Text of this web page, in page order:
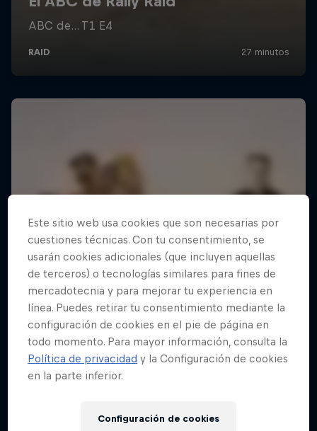
Este sitio web usa cookies que son necesarias por
cuestiones técnicas. Con tu consentimiento, se
usarán cookies adicionales (que incluyen aquellas
de terceros) o tecnologías similares para fines de
mercadotecnia y para mejorar tu experiencia en
línea. Puedes retirar tu consentimiento mediante la
configuración de cookies en el pie de página en
todo momento. Para mayor información, consulta la
Política de privacidad y la Configuración de cookies
en la parte inferior.
Configuración de cookies